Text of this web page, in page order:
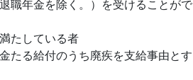
職年金を除く。）を受けることがで
たしている者
たる給付のうち廃疾を支給事由とす